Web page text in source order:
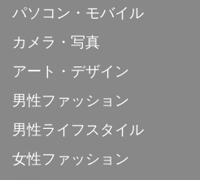
パソコン・モバイル
カメラ・写真
アート・デザイン
男性ファッション
男性ライフスタイル
女性ファッション